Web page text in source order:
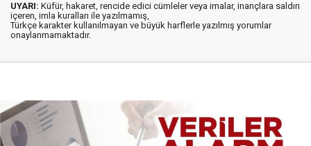
UYARI: Küfür, hakaret, rencide edici cümleler veya imalar, inançlara saldırı
içeren, imla kuralları ile yazılmamış,
Türkçe karakter kullanılmayan ve büyük harflerle yazılmış yorumlar
onaylanmamaktadır.